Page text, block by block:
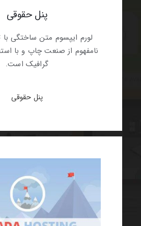
پنل حقوقی
لورم ایپسوم متن ساختگی با
نامفهوم از صنعت چاپ و با
گرافیک است.
پنل حقوقی